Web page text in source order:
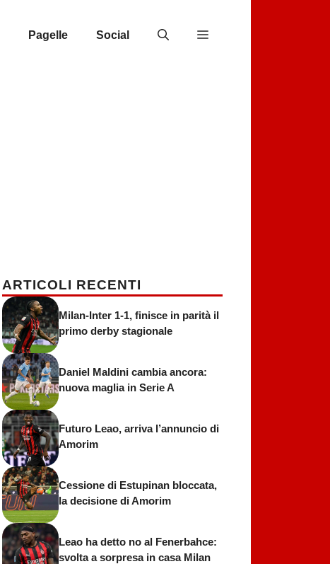
Pagelle Social
ARTICOLI RECENTI
Milan-Inter 1-1, finisce in parità il
primo derby stagionale
Daniel Maldini cambia ancora:
nuova maglia in Serie A
Futuro Leao, arriva l’annuncio di
Amorim
Cessione di Estupinan bloccata,
la decisione di Amorim
Leao ha detto no al Fenerbahce:
svolta a sorpresa in casa Milan